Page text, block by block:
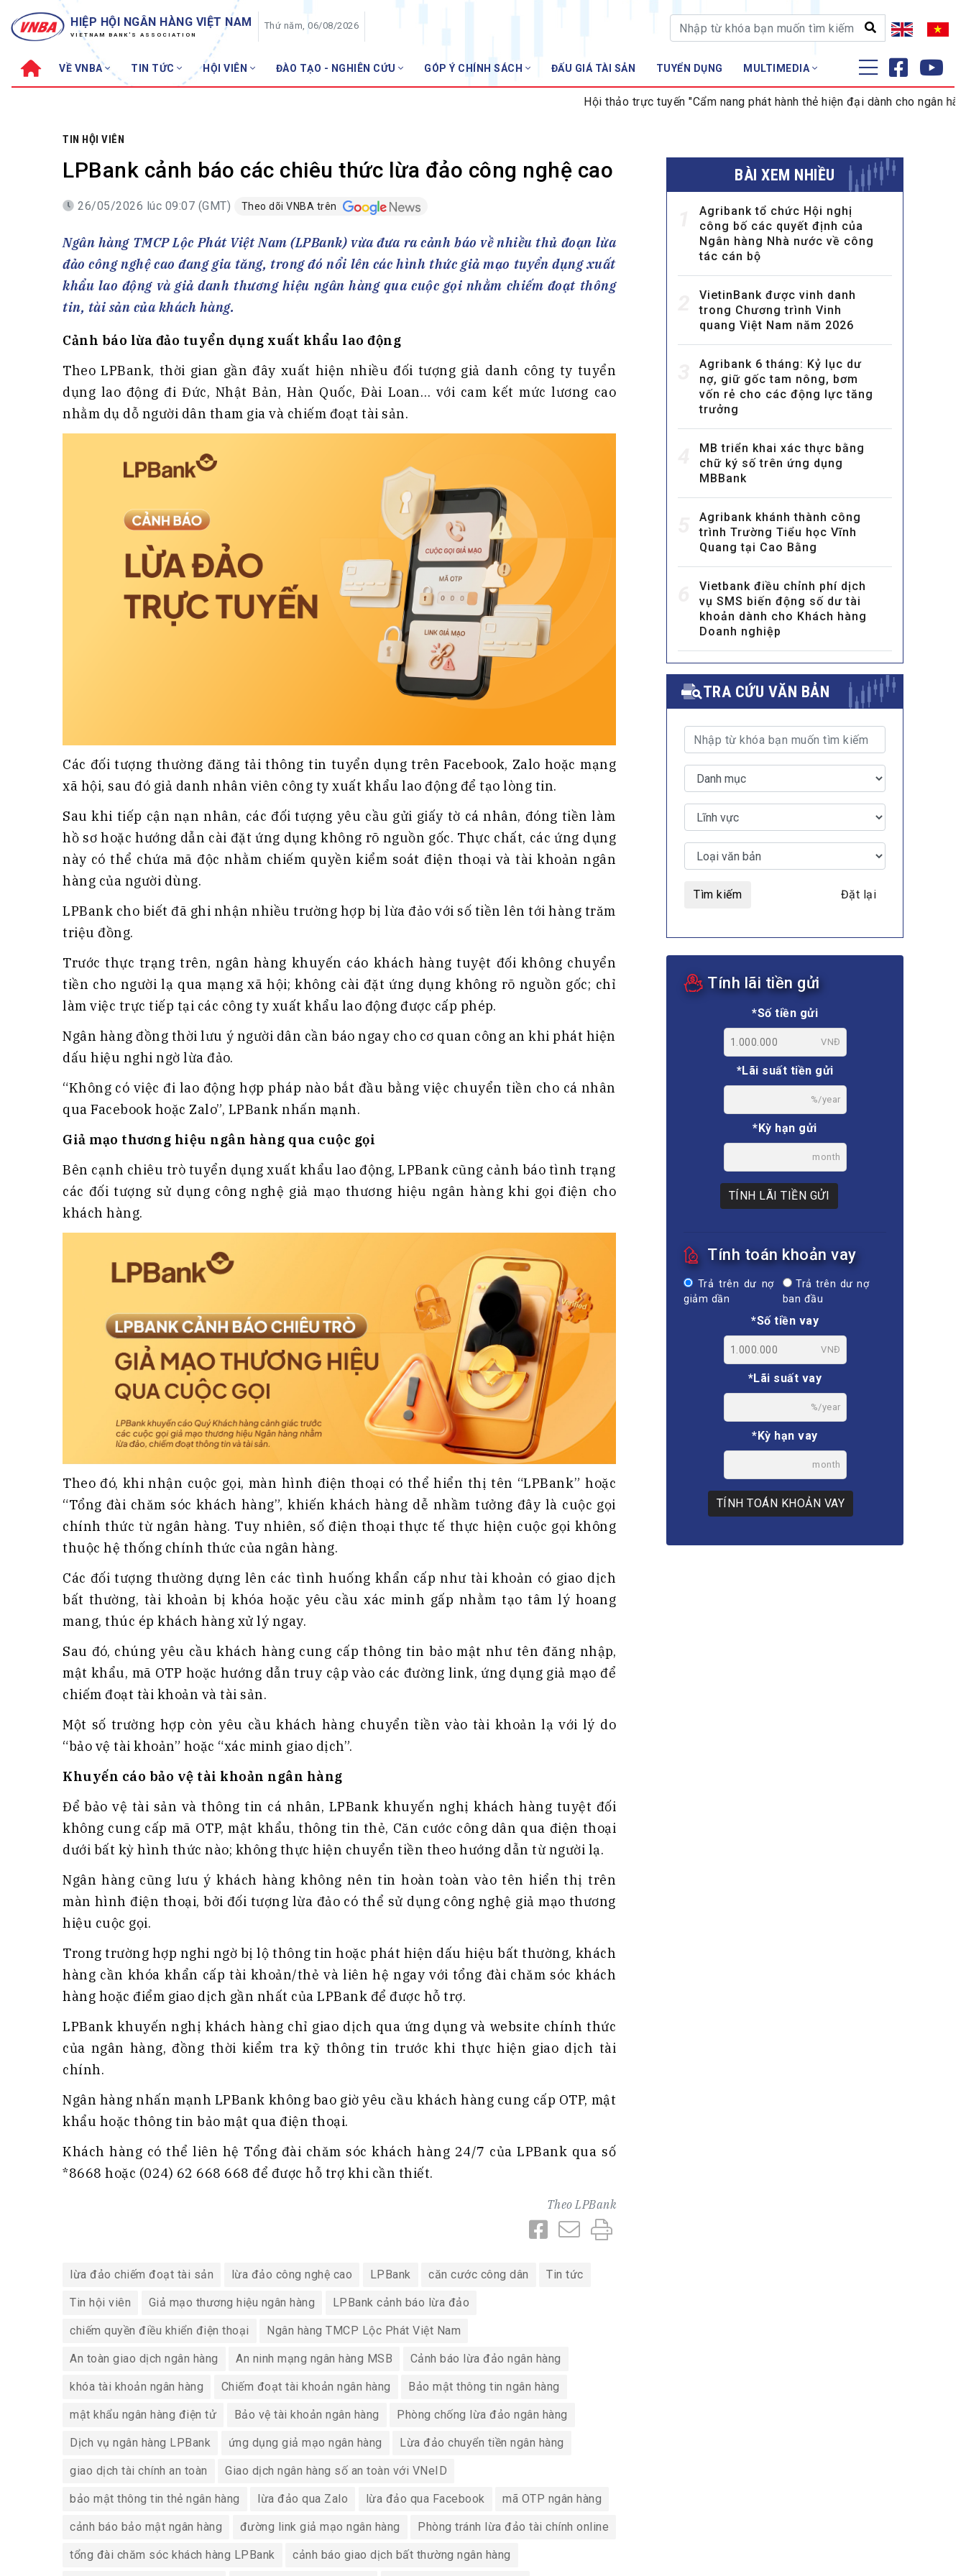
HIỆP HỘI NGÂN HÀNG VIỆT NAM
VIETNAM BANK'S ASSOCIATION
Thứ năm, 06/08/2026
VỀ VNBA TIN TỨC HỘI VIÊN ĐÀO TẠO - NGHIÊN CỨU GÓP Ý CHÍNH SÁCH ĐẤU GIÁ TÀI SẢN TUYỂN DỤNG MULTIMEDIA
Sơ đồ tổ chức
Hội đồng Hiệp hội
Cơ quan Thường trực
Lịch sử phát triển
VNBA các thời kỳ
Thành tích – Giải thưởng
30 năm VNBA
Tin Hội viên
Tin ngành ngân hàng
Topic nổi bật
Đấu giá tài sản
Thanh toán –Thẻ
Nhà quản trị
Cơ hội việc làm
ĐÀO TẠO - NGHIÊN CỨU
MULTIMEDIA
Video
E-magazines
Photos
Hội thảo trực tuyến "Cẩm nang phát hành thẻ hiện đại dành cho ngân hàng hiện
TIN HỘI VIÊN
LPBank cảnh báo các chiêu thức lừa đảo công nghệ cao
26/05/2026 lúc 09:07 (GMT) Theo dõi VNBA trên
Ngân hàng TMCP Lộc Phát Việt Nam (LPBank) vừa đưa ra cảnh báo về nhiều thủ đoạn lừa
đảo công nghệ cao đang gia tăng, trong đó nổi lên các hình thức giả mạo tuyển dụng xuất
khẩu lao động và giả danh thương hiệu ngân hàng qua cuộc gọi nhằm chiếm đoạt thông
tin, tài sản của khách hàng.
Cảnh báo lừa đảo tuyển dụng xuất khẩu lao động
Theo LPBank, thời gian gần đây xuất hiện nhiều đối tượng giả danh công ty tuyển
dụng lao động đi Đức, Nhật Bản, Hàn Quốc, Đài Loan… với cam kết mức lương cao
nhằm dụ dỗ người dân tham gia và chiếm đoạt tài sản.
Các đối tượng thường đăng tải thông tin tuyển dụng trên Facebook, Zalo hoặc mạng
xã hội, sau đó giả danh nhân viên công ty xuất khẩu lao động để tạo lòng tin.
Sau khi tiếp cận nạn nhân, các đối tượng yêu cầu gửi giấy tờ cá nhân, đóng tiền làm
hồ sơ hoặc hướng dẫn cài đặt ứng dụng không rõ nguồn gốc. Thực chất, các ứng dụng
này có thể chứa mã độc nhằm chiếm quyền kiểm soát điện thoại và tài khoản ngân
hàng của người dùng.
LPBank cho biết đã ghi nhận nhiều trường hợp bị lừa đảo với số tiền lên tới hàng trăm
triệu đồng.
Trước thực trạng trên, ngân hàng khuyến cáo khách hàng tuyệt đối không chuyển
tiền cho người lạ qua mạng xã hội; không cài đặt ứng dụng không rõ nguồn gốc; chỉ
làm việc trực tiếp tại các công ty xuất khẩu lao động được cấp phép.
Ngân hàng đồng thời lưu ý người dân cần báo ngay cho cơ quan công an khi phát hiện
dấu hiệu nghi ngờ lừa đảo.
“Không có việc đi lao động hợp pháp nào bắt đầu bằng việc chuyển tiền cho cá nhân
qua Facebook hoặc Zalo”, LPBank nhấn mạnh.
Giả mạo thương hiệu ngân hàng qua cuộc gọi
Bên cạnh chiêu trò tuyển dụng xuất khẩu lao động, LPBank cũng cảnh báo tình trạng
các đối tượng sử dụng công nghệ giả mạo thương hiệu ngân hàng khi gọi điện cho
khách hàng.
Theo đó, khi nhận cuộc gọi, màn hình điện thoại có thể hiển thị tên “LPBank” hoặc
“Tổng đài chăm sóc khách hàng”, khiến khách hàng dễ nhầm tưởng đây là cuộc gọi
chính thức từ ngân hàng. Tuy nhiên, số điện thoại thực tế thực hiện cuộc gọi không
thuộc hệ thống chính thức của ngân hàng.
Các đối tượng thường dựng lên các tình huống khẩn cấp như tài khoản có giao dịch
bất thường, tài khoản bị khóa hoặc yêu cầu xác minh gấp nhằm tạo tâm lý hoang
mang, thúc ép khách hàng xử lý ngay.
Sau đó, chúng yêu cầu khách hàng cung cấp thông tin bảo mật như tên đăng nhập,
mật khẩu, mã OTP hoặc hướng dẫn truy cập vào các đường link, ứng dụng giả mạo để
chiếm đoạt tài khoản và tài sản.
Một số trường hợp còn yêu cầu khách hàng chuyển tiền vào tài khoản lạ với lý do
“bảo vệ tài khoản” hoặc “xác minh giao dịch”.
Khuyến cáo bảo vệ tài khoản ngân hàng
Để bảo vệ tài sản và thông tin cá nhân, LPBank khuyến nghị khách hàng tuyệt đối
không cung cấp mã OTP, mật khẩu, thông tin thẻ, Căn cước công dân qua điện thoại
dưới bất kỳ hình thức nào; không thực hiện chuyển tiền theo hướng dẫn từ người lạ.
Ngân hàng cũng lưu ý khách hàng không nên tin hoàn toàn vào tên hiển thị trên
màn hình điện thoại, bởi đối tượng lừa đảo có thể sử dụng công nghệ giả mạo thương
hiệu cuộc gọi.
Trong trường hợp nghi ngờ bị lộ thông tin hoặc phát hiện dấu hiệu bất thường, khách
hàng cần khóa khẩn cấp tài khoản/thẻ và liên hệ ngay với tổng đài chăm sóc khách
hàng hoặc điểm giao dịch gần nhất của LPBank để được hỗ trợ.
LPBank khuyến nghị khách hàng chỉ giao dịch qua ứng dụng và website chính thức
của ngân hàng, đồng thời kiểm tra kỹ thông tin trước khi thực hiện giao dịch tài
chính.
Ngân hàng nhấn mạnh LPBank không bao giờ yêu cầu khách hàng cung cấp OTP, mật
khẩu hoặc thông tin bảo mật qua điện thoại.
Khách hàng có thể liên hệ Tổng đài chăm sóc khách hàng 24/7 của LPBank qua số
*8668 hoặc (024) 62 668 668 để được hỗ trợ khi cần thiết.
TheoLPBank
lừa đảo chiếm đoạt tài sản lừa đảo công nghệ cao LPBank căn cước công dân Tin tức
Tin hội viên Giả mạo thương hiệu ngân hàng LPBank cảnh báo lừa đảo
chiếm quyền điều khiển điện thoại Ngân hàng TMCP Lộc Phát Việt Nam
An toàn giao dịch ngân hàng An ninh mạng ngân hàng MSB Cảnh báo lừa đảo ngân hàng
khóa tài khoản ngân hàng Chiếm đoạt tài khoản ngân hàng Bảo mật thông tin ngân hàng
mật khẩu ngân hàng điện tử Bảo vệ tài khoản ngân hàng Phòng chống lừa đảo ngân hàng
Dịch vụ ngân hàng LPBank ứng dụng giả mạo ngân hàng Lừa đảo chuyển tiền ngân hàng
giao dịch tài chính an toàn Giao dịch ngân hàng số an toàn với VNeID
bảo mật thông tin thẻ ngân hàng lừa đảo qua Zalo lừa đảo qua Facebook mã OTP ngân hàng
cảnh báo bảo mật ngân hàng đường link giả mạo ngân hàng Phòng tránh lừa đảo tài chính online
tổng đài chăm sóc khách hàng LPBank cảnh báo giao dịch bất thường ngân hàng
BÀI XEM NHIỀU
Agribank tổ chức Hội nghị
công bố các quyết định của
Ngân hàng Nhà nước về công
tác cán bộ
VietinBank được vinh danh
trong Chương trình Vinh
quang Việt Nam năm 2026
Agribank 6 tháng: Kỷ lục dư
nợ, giữ gốc tam nông, bơm
vốn rẻ cho các động lực tăng
trưởng
MB triển khai xác thực bằng
chữ ký số trên ứng dụng
MBBank
Agribank khánh thành công
trình Trường Tiểu học Vĩnh
Quang tại Cao Bằng
Vietbank điều chỉnh phí dịch
vụ SMS biến động số dư tài
khoản dành cho Khách hàng
Doanh nghiệp
TRA CỨU VĂN BẢN
Tìm kiếm Đặt lại
Tính lãi tiền gửi
*Số tiền gửi
VNĐ
*Lãi suất tiền gửi
%/year
*Kỳ hạn gửi
month
TÍNH LÃI TIỀN GỬI
Tính toán khoản vay
Trả trên dư nợ
giảm dần
Trả trên dư nợ
ban đầu
*Số tiền vay
VNĐ
*Lãi suất vay
%/year
*Kỳ hạn vay
month
TÍNH TOÁN KHOẢN VAY